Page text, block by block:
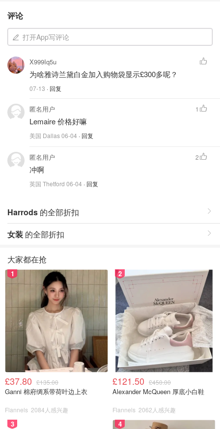
评论
打开App写评论
X999Iq5u
为啥雅诗兰黛白金加入购物袋显示£300多呢？
07-13 · 回复
匿名用户
Lemaire 价格好嘛
美国 Dallas06-04 · 回复
1
匿名用户
冲啊
英国 Thetford 06-04 · 回复
2
Harrods 的全部折扣
女装 的全部折扣
大家都在抢
1
£37.80 £135.00
Ganni 棉府绸系带荷叶边上衣
Flannels 2084人感兴趣
2
£121.50 £450.00
Alexander McQueen 厚底小白鞋
Flannels 2062人感兴趣
3 4